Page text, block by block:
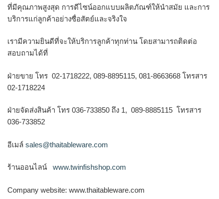
ที่มีคุณภาพสูงสุด การดีไซน์ออกแบบผลิตภัณฑ์ให้นำสมัย และการ
บริการแก่ลูกค้าอย่างซื่อสัตย์และจริงใจ
เรามีความยินดีที่จะให้บริการลูกค้าทุกท่าน โดยสามารถติดต่อ
สอบถามได้ที่
ฝ่ายขาย โทร 02-1718222, 089-8895115, 081-8663668 โทรสาร
02-1718224
ฝ่ายจัดส่งสินค้า โทร 036-733850 ถึง 1, 089-8885115 โทรสาร
036-733852
อีเมล์ sales@thaitableware.com
ร้านออนไลน์ www.twinfishshop.com
Company website: www.thaitableware.com